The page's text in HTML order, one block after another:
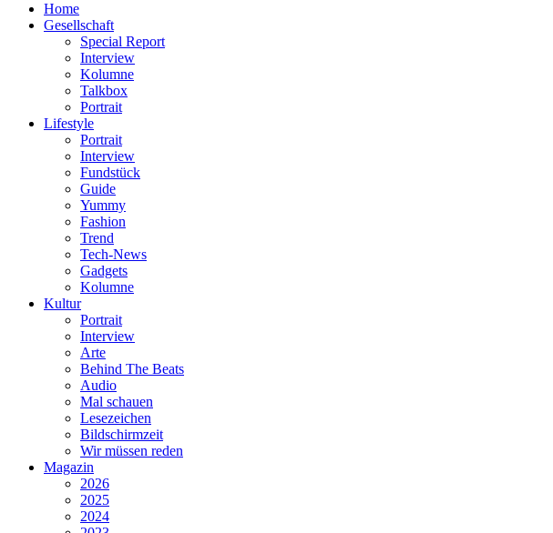
Home
Gesellschaft
Special Report
Interview
Kolumne
Talkbox
Portrait
Lifestyle
Portrait
Interview
Fundstück
Guide
Yummy
Fashion
Trend
Tech-News
Gadgets
Kolumne
Kultur
Portrait
Interview
Arte
Behind The Beats
Audio
Mal schauen
Lesezeichen
Bildschirmzeit
Wir müssen reden
Magazin
2026
2025
2024